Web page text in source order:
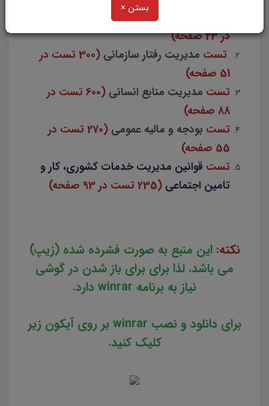
بستن ×
مبانی سازمان و مدیریت
در 23 صفحه)
تست مدیریت رفتار سازمانی
(300 تست در
51 صفحه)
تست مدیریت منابع انسانی
(600 تست در
88 صفحه)
تست بودجه و مالیه عمومی
(270 تست در
55 صفحه)
تست قوانین مدیریت خدمات کشوری، کار و
تامین اجتماعی (235 تست در 93 صفحه)
نکته:این منبع به صورت فشرده شده (زیپ)
می باشد. لذا برای برای باز شدن در گوشی
نیاز به برنامه winrar دارد.
برای دانلود و نصب winrar بر روی آیکون زیر
کلیک کنید.